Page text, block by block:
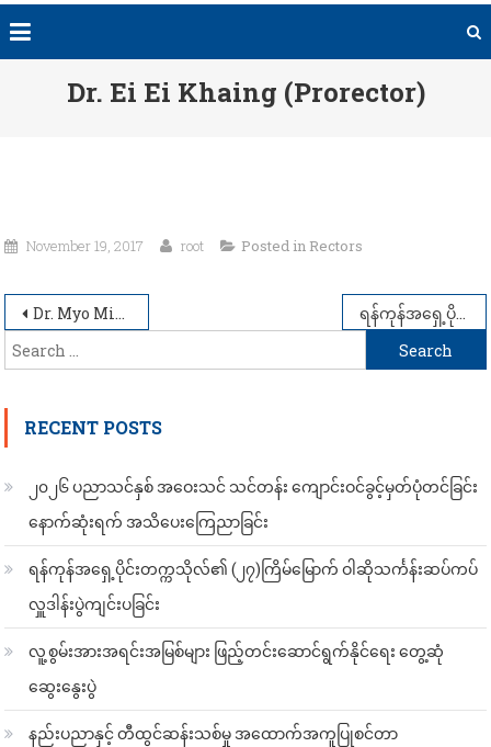
Dr. Ei Ei Khaing (Prorector)
November 19, 2017 root Posted in Rectors
Post
navigation
Dr. Myo Min Tun (Acting Rector)
ရန်ကုန်အရှေ့ပိုင်းတက္ကသိုလ် (၂၆)နှစ်မြောက် တက္ကသိုလ်နှစ်ပတ်လည်အထိမ်းအမှတ် သုတေသနစာတမ်းဖတ်ပွဲ
Search
for:
RECENT POSTS
၂၀၂၆ ပညာသင်နှစ် အဝေးသင် သင်တန်း ကျောင်းဝင်ခွင့်မှတ်ပုံတင်ခြင်း
နောက်ဆုံးရက် အသိပေးကြေညာခြင်း
ရန်ကုန်အရှေ့ပိုင်းတက္ကသိုလ်၏ (၂၇)ကြိမ်မြောက် ဝါဆိုသင်္ကန်းဆပ်ကပ်
လှူဒါန်းပွဲကျင်းပခြင်း
လူ့စွမ်းအားအရင်းအမြစ်များ ဖြည့်တင်းဆောင်ရွက်နိုင်ရေး တွေ့ဆုံ
ဆွေးနွေးပွဲ
နည်းပညာနှင့် တီထွင်ဆန်းသစ်မှု အထောက်အကူပြုစင်တာ